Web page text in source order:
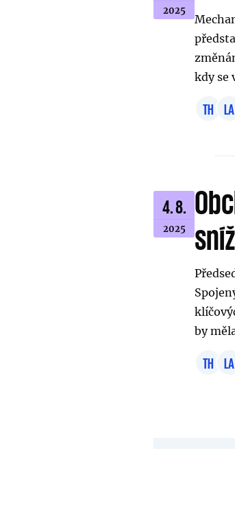
2025
kdy se
TH LA
4. 8.
2025
by
TH LA